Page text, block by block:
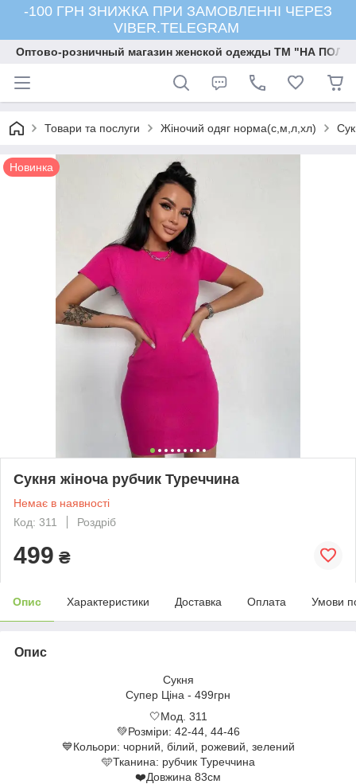
-100 ГРН ЗНИЖКА ПРИ ЗАМОВЛЕННІ ЧЕРЕЗ
VIBER.TELEGRAM
Оптово-розничный магазин женской одежды ТМ "НА
Товари та послуги Жіночий одяг норма(с,м,л,хл)
Новинка
Сукня жіноча рубчик Туреччина
Немає в наявності
Код: 311
Роздріб
499 ₴
Опис Характеристики Доставка Оплата Умови
Опис
Сукня
Супер Ціна - 499грн
🤍Мод. 311
💚Розміри: 42-44, 44-46
💙Кольори: чорний, білий, рожевий, зелений
🩵Тканина: рубчик Туреччина
❤️Довжина 83см